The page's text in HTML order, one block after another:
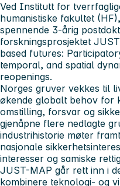
Ved Institutt for
humanistiske fakultet
spennende 3-årig
forskningsprosjektet
based futures:
temporal, and spatial
reopenings.
Norges gruver vekkes til
økende globalt behov for
omstilling, forsvar og
gjenåpne flere nedlagte
industrihistorie møter
nasjonale
interesser og samiske
JUST-MAP går rett inn i
kombinere teknologi- og